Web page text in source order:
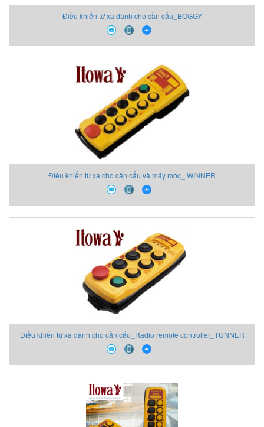
Điều khiển từ xa dành cho cần cẩu_BOGGY
Điều khiển từ xa cho cần cẩu và máy móc_ WINNER
Điều khiển từ xa dành cho cần cẩu_Radio remote controller_TUNNER